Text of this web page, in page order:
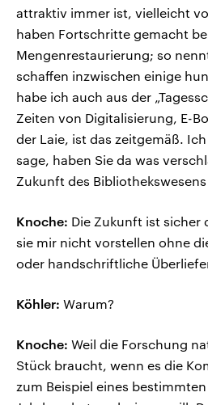
attraktiv immer ist, vielleicht
haben Fortschritte gemacht
Mengenrestaurierung; so
schaffen inzwischen einige
habe ich auch aus der
Zeiten von Digitalisierung, E-
der Laie, ist das zeitgemäß.
sage, haben Sie da was
Zukunft des
Knoche: Die Zukunft ist sicher
sie mir nicht vorstellen ohne
oder handschriftliche
Köhler: Warum?
Knoche: Weil die Forschung
Stück braucht, wenn es die
zum Beispiel eines bestimmten